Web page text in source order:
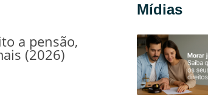
a pensão,
(2026)
Mídias